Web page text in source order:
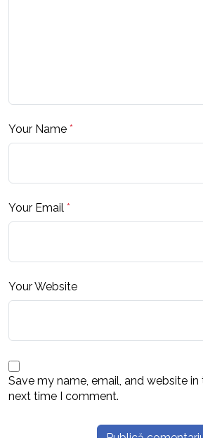
Your Name *
Your Email *
Your Website
Save my name, email, and website
next time I comment.